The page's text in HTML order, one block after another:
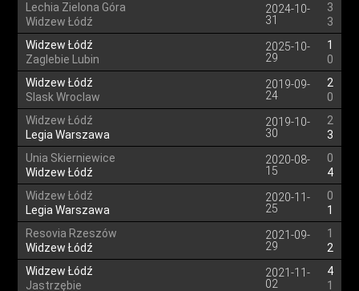
Lechia Zielona Góra
Widzew Łódź
2024-10-
31
3
3
Widzew Łódź
Zaglebie Lubin
2025-10-
29
1
0
Widzew Łódź
Slask Wroclaw
2019-09-
24
2
0
Widzew Łódź
Legia Warszawa
2019-10-
30
2
3
Unia Skierniewice
Widzew Łódź
2020-08-
15
0
4
Widzew Łódź
Legia Warszawa
2020-11-
25
0
1
Resovia Rzeszów
Widzew Łódź
2021-09-
29
1
2
Widzew Łódź
Jastrzębie
2021-11-
02
4
1